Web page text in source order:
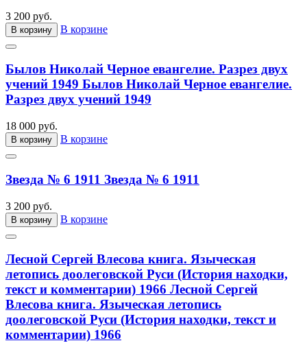
3 200 руб.
В корзину В корзине
Былов Николай Черное евангелие. Разрез двух
учений 1949 Былов Николай Черное евангелие.
Разрез двух учений 1949
18 000 руб.
В корзину В корзине
Звезда № 6 1911 Звезда № 6 1911
3 200 руб.
В корзину В корзине
Лесной Сергей Влесова книга. Языческая
летопись доолеговской Руси (История находки,
текст и комментарии) 1966 Лесной Сергей
Влесова книга. Языческая летопись
доолеговской Руси (История находки, текст и
комментарии) 1966